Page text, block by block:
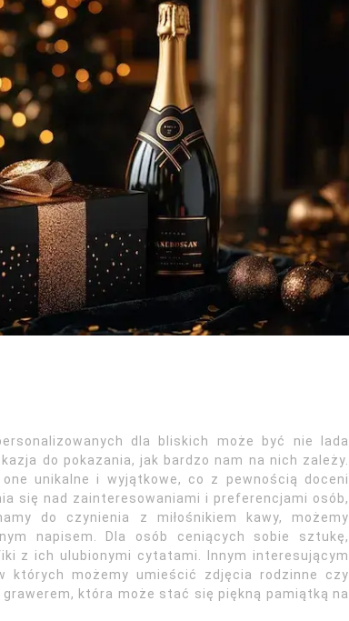
dla bliskich może być nie lada
do pokazania, jak bardzo nam na nich zależy.
unikalne i wyjątkowe, co z pewnością doceni
się nad zainteresowaniami i preferencjami osób,
do czynienia z miłośnikiem kawy, możemy
napisem. Dla osób ceniących sobie sztukę,
z ich ulubionymi cytatami. Innym interesującym
których możemy umieścić zdjęcia rodzinne czy
która może stać się piękną pamiątką na